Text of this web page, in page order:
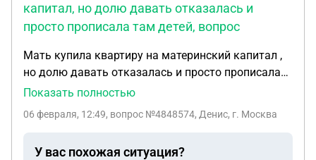
капитал, но долю давать отказалась и
просто прописала там детей, вопрос
Мать купила квартиру на материнский капитал ,
но долю давать отказалась и просто прописала
там детей , вопрос если ребенок сирота и там не
оплачивать их , или только тот кто собственник ?
Показать полностью
06 февраля, 12:49, вопрос №4848574, Денис, г. Москва
У вас похожая ситуация?